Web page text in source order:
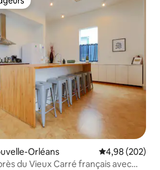
les plus appréciés
Orléans Évaluation
4,98 (202)
du Vieux Carré français avec